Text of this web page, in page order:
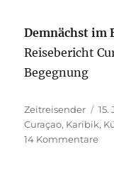
Demnächst im
Reisebericht
Begegnung
Autor
Zeitreisender
am
15.
Curaçao, Karibik,
14 Kommentarezu